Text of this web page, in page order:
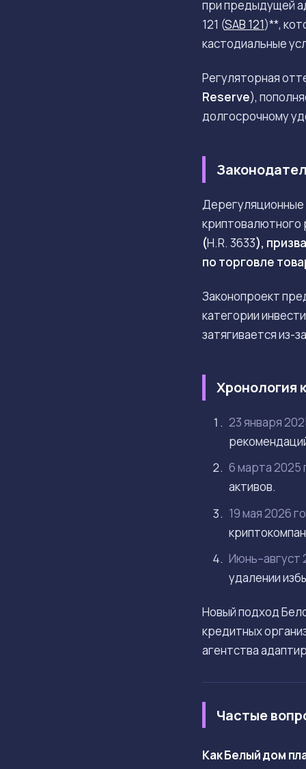
при предыдущей
121 (SAB 121)**,
кастодиальные
Регуляторная
Reserve),
долгосрочному
Дерегуляционные
криптовалютного
(H.R. 3633),
по торговле
Законопроект
категории
затягивается из-
Хронология
23 января
6 марта 2025
активов.
19 мая 2026
Июнь–август
удалении
Новый подход
кредитных
агентства
Частые
Как Белый дом